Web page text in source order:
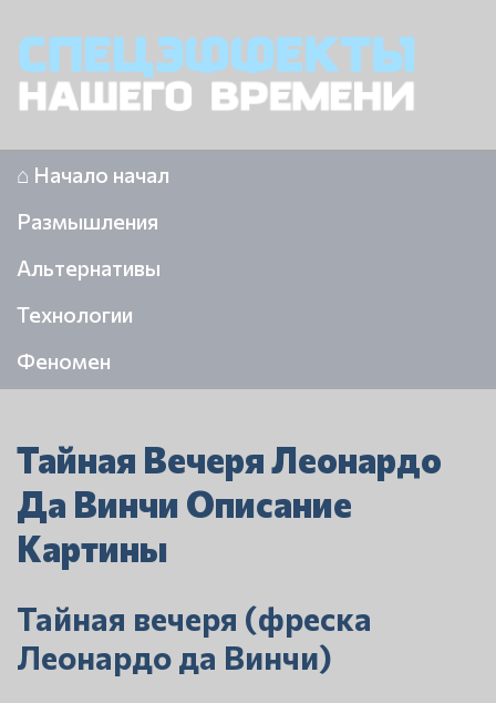
⌂ Начало начал
Размышления
Альтернативы
Технологии
Феномен
Тайная Вечеря Леонардо
Да Винчи Описание
Картины
Тайная вечеря (фреска
Леонардо да Винчи)